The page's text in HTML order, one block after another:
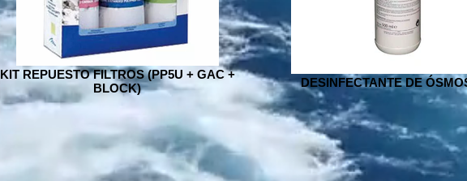
KIT REPUESTO FILTROS (PP5U + GAC +
BLOCK)
DESINFECTANTE DE